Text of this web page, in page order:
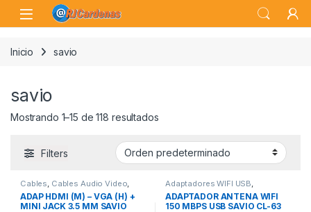
Skip to navigation
Skip to content
Open
Inicio savio
savio
Mostrando 1–15 de 118 resultados
Filters
Cables, Cables Audio Video,
Conectividad
ADAP HDMI (M) – VGA (H) +
MINI JACK 3.5 MM SAVIO
Adaptadores WIFI USB,
Conectividad, LAN Wireless
ADAPTADOR ANTENA WIFI
150 MBPS USB SAVIO CL-63